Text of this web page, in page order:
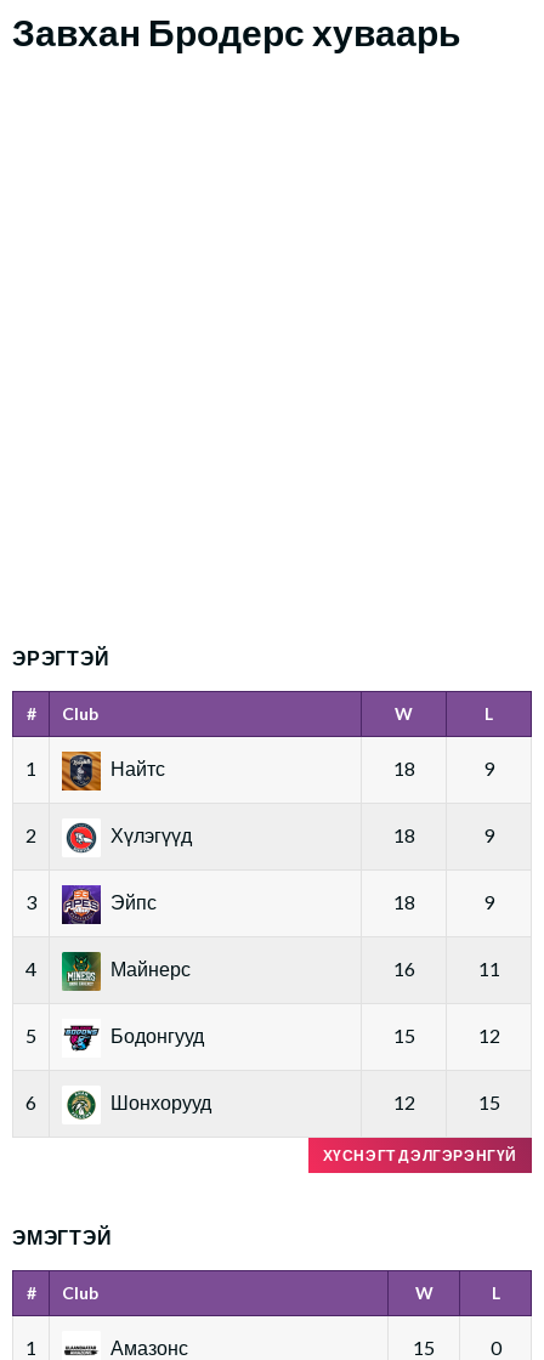
Завхан Бродерс хуваарь
ЭРЭГТЭЙ
# Club W L
1 Найтс 18 9
2 Хүлэгүүд 18 9
3 Эйпс 18 9
4 Майнерс 16 11
5 Бодонгууд 15 12
6 Шонхорууд 12 15
ХҮСНЭГТ ДЭЛГЭРЭНГҮЙ
ЭМЭГТЭЙ
# Club W L
1 Амазонс 15 0